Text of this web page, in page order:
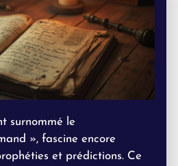
surnommé le
», fascine encore
et prédictions. Ce